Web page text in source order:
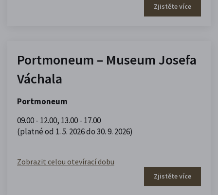
Zjistěte více
Portmoneum – Museum Josefa
Váchala
Portmoneum
09.00 - 12.00, 13.00 - 17.00
(platné od 1. 5. 2026 do 30. 9. 2026)
Zobrazit celou otevírací dobu
Zjistěte více